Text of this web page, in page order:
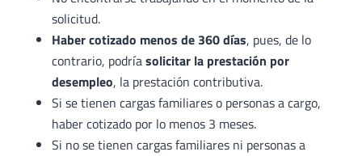
solicitud.
Haber cotizado menos de 360 días, pues, de lo
contrario, podríasolicitar la prestación por
desempleo, la prestación contributiva.
Si se tienen cargas familiares o personas a cargo,
haber cotizado por lo menos 3 meses.
Si no se tienen cargas familiares ni personas a